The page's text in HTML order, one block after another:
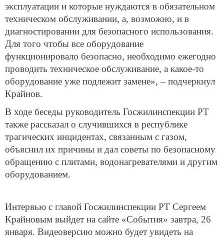
эксплуатации и которые нуждаются в обязательном
техническом обслуживании, а, возможно, и в
диагностировании для безопасного использования.
Для того чтобы все оборудование
функционировало безопасно, необходимо ежегодно
проводить техническое обслуживание, а какое-то
оборудование уже подлежит замене», – подчеркнул
Крайнов.
В ходе беседы руководитель Госжилинспекции РТ
также рассказал о случившихся в республике
трагических инцидентах, связанным с газом,
объяснил их причины и дал советы по безопасному
обращению с плитами, водонагревателями и другим
оборудованием.
Интервью с главой Госжилинспекции РТ Сергеем
Крайновым выйдет на сайте «События» завтра, 26
января. Видеоверсию можно будет увидеть на